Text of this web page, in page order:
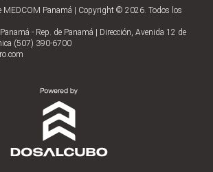
MEDCOM Panamá | Copyright © 2026. Todos los
- Rep. de Panamá | Dirección, Avenida 12 de
(507) 390-6700